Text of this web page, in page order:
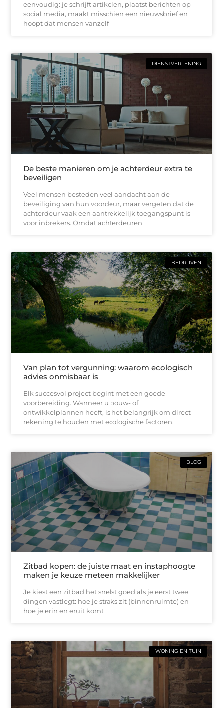
eenvoudig: je schrijft artikelen, plaatst berichten op
social media, maakt misschien een nieuwsbrief en
hoopt dat mensen vanzelf
DIENSTVERLENING
De beste manieren om je achterdeur extra te
beveiligen
Veel mensen besteden veel aandacht aan de
beveiliging van hun voordeur, maar vergeten dat de
achterdeur vaak een aantrekkelijk toegangspunt is
voor inbrekers. Omdat achterdeuren
BEDRIJVEN
Van plan tot vergunning: waarom ecologisch
advies onmisbaar is
Elk succesvol project begint met een goede
voorbereiding. Wanneer u bouw- of
ontwikkelplannen heeft, is het belangrijk om direct
rekening te houden met ecologische factoren.
BLOG
Zitbad kopen: de juiste maat en instaphoogte
maken je keuze meteen makkelijker
Je kiest een zitbad het snelst goed als je eerst twee
dingen vastlegt: hoe je straks zit (binnenruimte) en
hoe je erin en eruit komt
WONING EN TUIN